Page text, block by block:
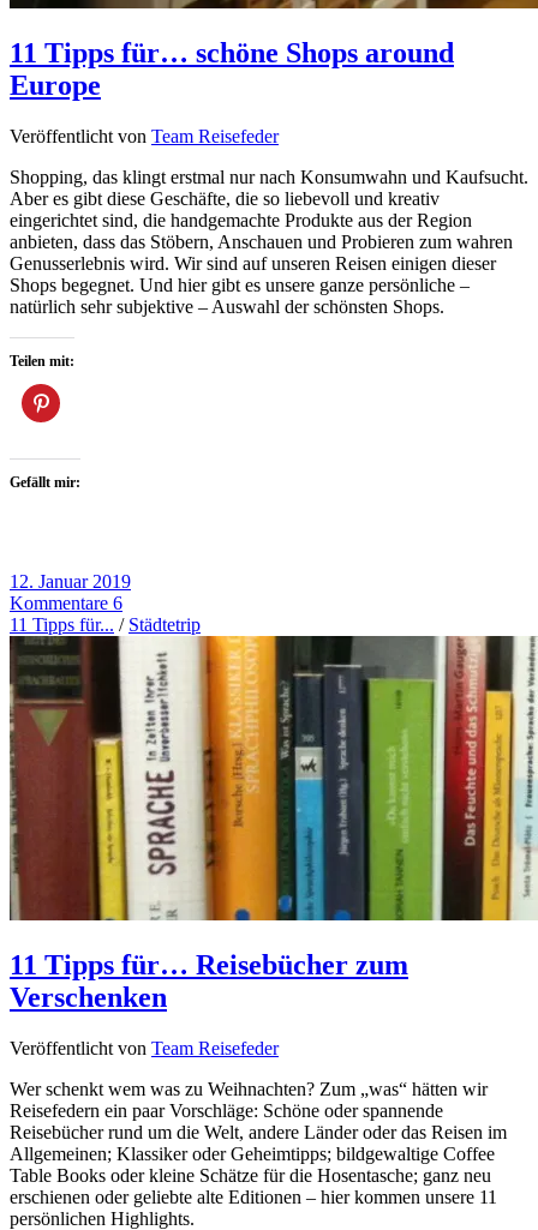
11 Tipps für… schöne Shops around
Europe
Veröffentlicht von Team Reisefeder
Shopping, das klingt erstmal nur nach Konsumwahn und Kaufsucht.
Aber es gibt diese Geschäfte, die so liebevoll und kreativ
eingerichtet sind, die handgemachte Produkte aus der Region
anbieten, dass das Stöbern, Anschauen und Probieren zum wahren
Genusserlebnis wird. Wir sind auf unseren Reisen einigen dieser
Shops begegnet. Und hier gibt es unsere ganze persönliche –
natürlich sehr subjektive – Auswahl der schönsten Shops.
Teilen mit:
Gefällt mir:
12. Januar 2019
Kommentare 6
11 Tipps für... / Städtetrip
11 Tipps für… Reisebücher zum
Verschenken
Veröffentlicht von Team Reisefeder
Wer schenkt wem was zu Weihnachten? Zum „was“ hätten wir
Reisefedern ein paar Vorschläge: Schöne oder spannende
Reisebücher rund um die Welt, andere Länder oder das Reisen im
Allgemeinen; Klassiker oder Geheimtipps; bildgewaltige Coffee
Table Books oder kleine Schätze für die Hosentasche; ganz neu
erschienen oder geliebte alte Editionen – hier kommen unsere 11
persönlichen Highlights.